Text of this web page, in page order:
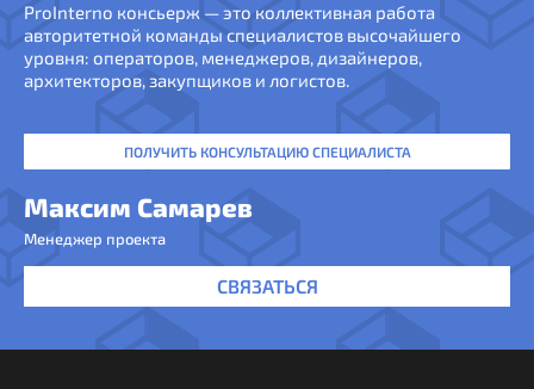
ProInterno консьерж — это коллективная работа
авторитетной команды специалистов высочайшего
уровня: операторов, менеджеров, дизайнеров,
архитекторов, закупщиков и логистов.
ПОЛУЧИТЬ КОНСУЛЬТАЦИЮ СПЕЦИАЛИСТА
Максим Самарев
Менеджер проекта
СВЯЗАТЬСЯ